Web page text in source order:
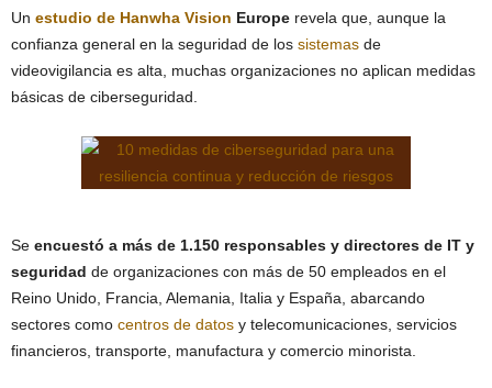
Un estudio de Hanwha Vision Europe revela que, aunque la
confianza general en la seguridad de los sistemas de
videovigilancia es alta, muchas organizaciones no aplican medidas
básicas de ciberseguridad.
Se encuestó a más de 1.150 responsables y directores de IT y
seguridad de organizaciones con más de 50 empleados en el
Reino Unido, Francia, Alemania, Italia y España, abarcando
sectores como centros de datos y telecomunicaciones, servicios
financieros, transporte, manufactura y comercio minorista.